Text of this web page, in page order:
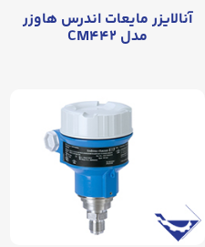
آنالایزر مایعات اندرس هاوزر
مدل CM۴۴۲